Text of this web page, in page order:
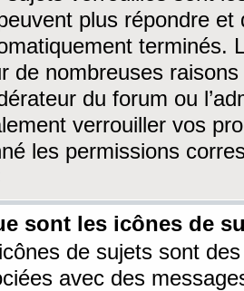
plus répondre
terminés.
de nombreuses
du forum ou
verrouiller vos
les permissions
sont les icônes de
de sujets sont
avec des